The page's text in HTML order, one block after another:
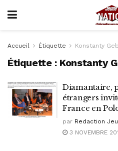
Accueil Étiquette Konstanty
Étiquette : Konstanty
Diamantaire,
étrangers
France en
par Redaction
3 NOVEMBRE